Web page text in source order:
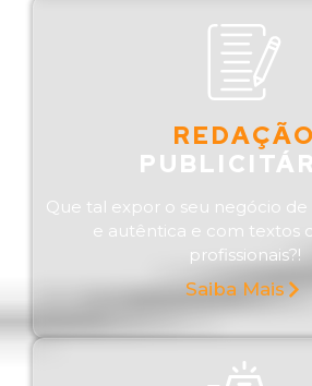
REDAÇÃO
Que tal expor o seu negócio de
e autêntica e com textos
profissionais?!
Saiba Mais